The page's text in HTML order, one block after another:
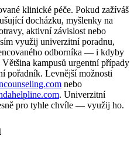
klinické péče. Pokud zažíváš
docházku, myšlenky na
aktivní závislost nebo
využij univerzitní poradnu,
odborníka — i kdyby
kampusů urgentní případy
pořadník. Levnější možnosti
nebo
. Univerzitní
pro tyhle chvíle — využij ho.